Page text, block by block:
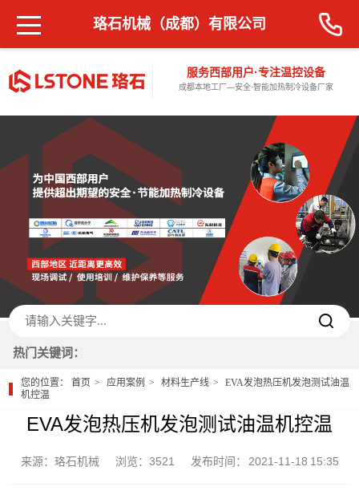
服务西部用户·专注温控设备
成都本地工厂—安全·智能加热制冷设备厂家
珞石机械（成都）有限公司
热门关键词：
您的位置：首页 应用案例 材料生产线
EVA发泡热压机发泡测试油温
机控温
EVA发泡热压机发泡测试油温机控温
来源：珞石机械 浏览：3521 发布时间： 2021-11-18 15:35